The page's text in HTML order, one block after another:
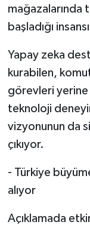
mağazalarında
başladığı
Yapay zeka
kurabilen,
görevleri
teknoloji
vizyonunun da
çıkıyor.
- Türkiye
alıyor
Açıklamada